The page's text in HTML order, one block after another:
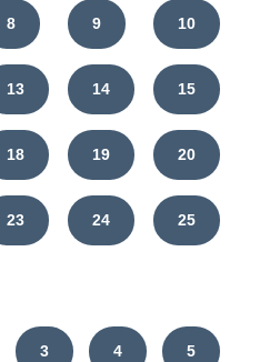
8 9 10
13 14 15
18 19 20
23 24 25
3 4 5